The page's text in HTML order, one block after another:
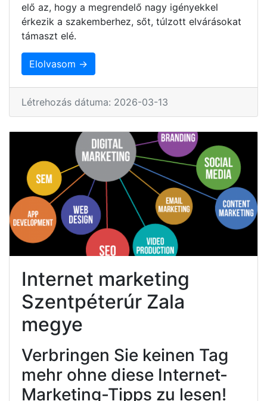
elő az, hogy a megrendelő nagy igényekkel
érkezik a szakemberhez, sőt, túlzott elvárásokat
támaszt elé.
Elolvasom →
Létrehozás dátuma: 2026-03-13
Internet marketing
Szentpéterúr Zala
megye
Verbringen Sie keinen Tag
mehr ohne diese Internet-
Marketing-Tipps zu lesen!